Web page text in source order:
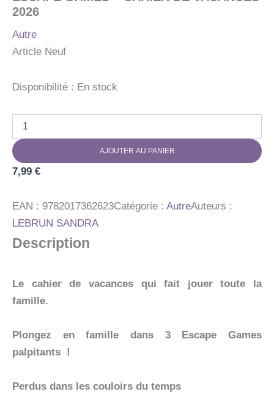
2026
Autre
Article Neuf
Disponibilité : En stock
PASSEPORT
ENFANTS
ET
ESCAPE
GAMES
-
CAHIER
2026
AJOUTER AU PANIER
7,99 €
EAN : 9782017362623Catégorie : AutreAuteurs :
LEBRUN SANDRA
Description
Le cahier de vacances qui fait jouer toute la
famille.
Plongez en famille dans 3 Escape Games
palpitants !
Perdus dans les couloirs du temps